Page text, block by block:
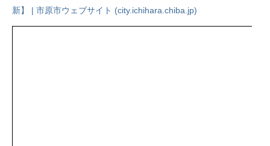
新】 | 市原市ウェブサイト (city.ichihara.chiba.jp)